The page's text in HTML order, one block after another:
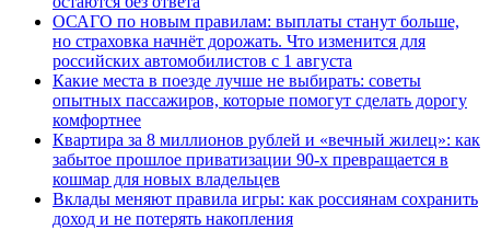
ОСАГО по новым правилам: выплаты станут больше,
но страховка начнёт дорожать. Что изменится для
российских автомобилистов с 1 августа
Какие места в поезде лучше не выбирать: советы
опытных пассажиров, которые помогут сделать дорогу
комфортнее
Квартира за 8 миллионов рублей и «вечный жилец»: как
забытое прошлое приватизации 90-х превращается в
кошмар для новых владельцев
Вклады меняют правила игры: как россиянам сохранить
доход и не потерять накопления